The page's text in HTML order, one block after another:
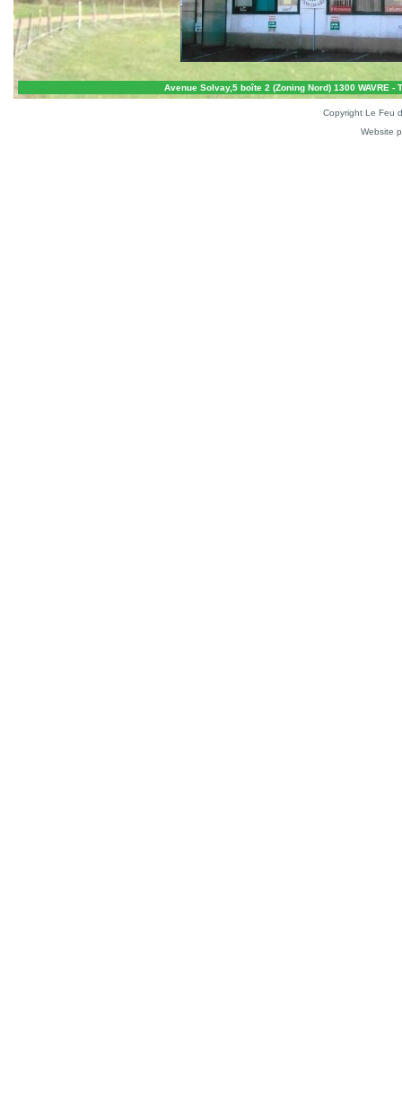
Avenue Solvay,5 boîte 2 (Zoning Nord) 1300 WAVRE
Copyright Le Feu
Website